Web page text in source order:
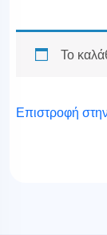
Το
Επιστροφή